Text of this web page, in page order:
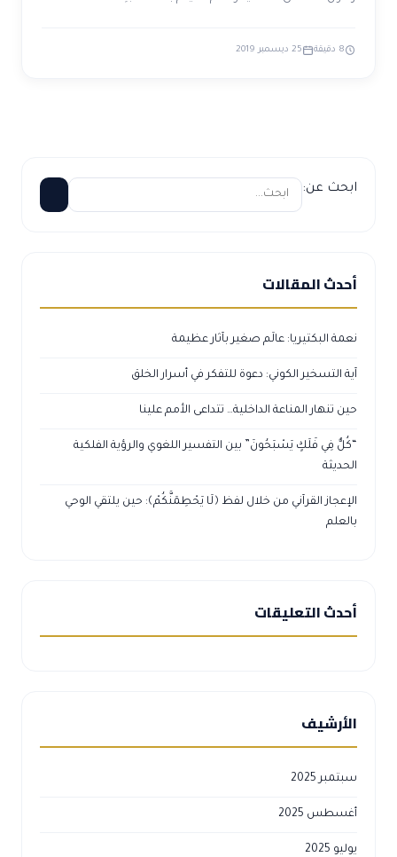
8 دقيقة 25 ديسمبر 2019
ابحث عن:
أحدث المقالات
نعمة البكتيريا: عالَم صغير بآثار عظيمة
آية التسخير الكوني: دعوة للتفكر في أسرار الخلق
حين تنهار المناعة الداخلية… تتداعى الأمم علينا
“كُلٌّ فِي فَلَكٍ يَسْبَحُونَ” بين التفسير اللغوي والرؤية الفلكية
الحديثة
الإعجاز القرآني من خلال لفظ ﴿لَا يَحْطِمَنَّكُمْ﴾: حين يلتقي الوحي
بالعلم
أحدث التعليقات
الأرشيف
سبتمبر 2025
أغسطس 2025
يوليو 2025